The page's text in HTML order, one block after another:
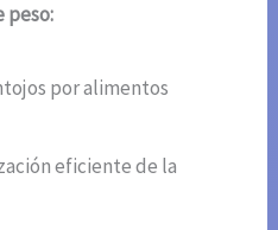
peso:
por alimentos
eficiente de la